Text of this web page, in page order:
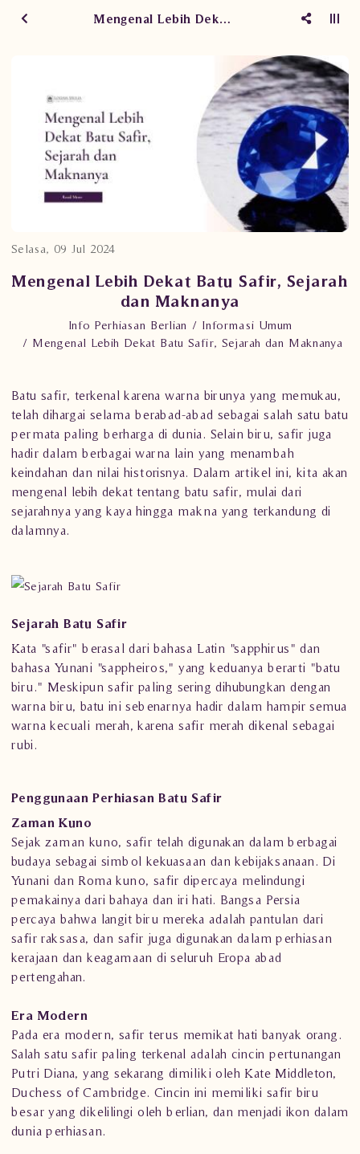
Mengenal Lebih Dekat Batu Safir, Sejarah dan Maknanya
Selasa, 09 Jul 2024
Mengenal Lebih Dekat Batu Safir, Sejarah
dan Maknanya
Info Perhiasan Berlian
Informasi Umum
Mengenal Lebih Dekat Batu Safir, Sejarah dan Maknanya
Batu safir, terkenal karena warna birunya yang memukau,
telah dihargai selama berabad-abad sebagai salah satu batu
permata paling berharga di dunia. Selain biru, safir juga
hadir dalam berbagai warna lain yang menambah
keindahan dan nilai historisnya. Dalam artikel ini, kita akan
mengenal lebih dekat tentang batu safir, mulai dari
sejarahnya yang kaya hingga makna yang terkandung di
dalamnya.
Sejarah Batu Safir
Kata "safir" berasal dari bahasa Latin "sapphirus" dan
bahasa Yunani "sappheiros," yang keduanya berarti "batu
biru." Meskipun safir paling sering dihubungkan dengan
warna biru, batu ini sebenarnya hadir dalam hampir semua
warna kecuali merah, karena safir merah dikenal sebagai
rubi.
Penggunaan Perhiasan Batu Safir
Zaman Kuno
Sejak zaman kuno, safir telah digunakan dalam berbagai
budaya sebagai simbol kekuasaan dan kebijaksanaan. Di
Yunani dan Roma kuno, safir dipercaya melindungi
pemakainya dari bahaya dan iri hati. Bangsa Persia
percaya bahwa langit biru mereka adalah pantulan dari
safir raksasa, dan safir juga digunakan dalam perhiasan
kerajaan dan keagamaan di seluruh Eropa abad
pertengahan.
Era Modern
Pada era modern, safir terus memikat hati banyak orang.
Salah satu safir paling terkenal adalah cincin pertunangan
Putri Diana, yang sekarang dimiliki oleh Kate Middleton,
Duchess of Cambridge. Cincin ini memiliki safir biru
besar yang dikelilingi oleh berlian, dan menjadi ikon dalam
dunia perhiasan.